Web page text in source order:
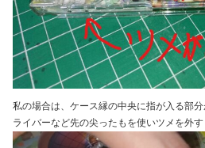
私の場合は、ケース縁の中央に指が入る部
ライバーなど先の尖ったもを使いツメを外